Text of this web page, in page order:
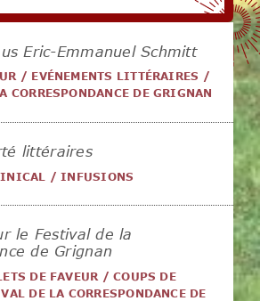
Eric-Emmanuel Schmitt
/ EVÉNEMENTS LITTÉRAIRES /
CORRESPONDANCE DE GRIGNAN
littéraires
/INFUSIONS
le Festival de la
de Grignan
DE FAVEUR /COUPS DE
DE LA CORRESPONDANCE DE